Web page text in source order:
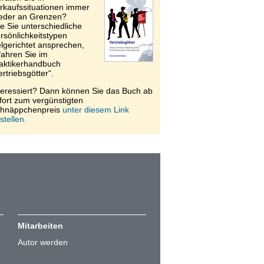
immer
an Grenzen?
Sie unterschiedliche
ansprechen,
Sie im
Dann können Sie das Buch ab
zum vergünstigten
unter diesem Link
Mitarbeiten
Autor werden